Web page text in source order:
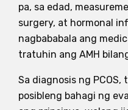
pa, sa edad,
surgery, at hormonal
nagbababala ang
tratuhin ang AMH
Sa diagnosis ng
posibleng bahagi ng